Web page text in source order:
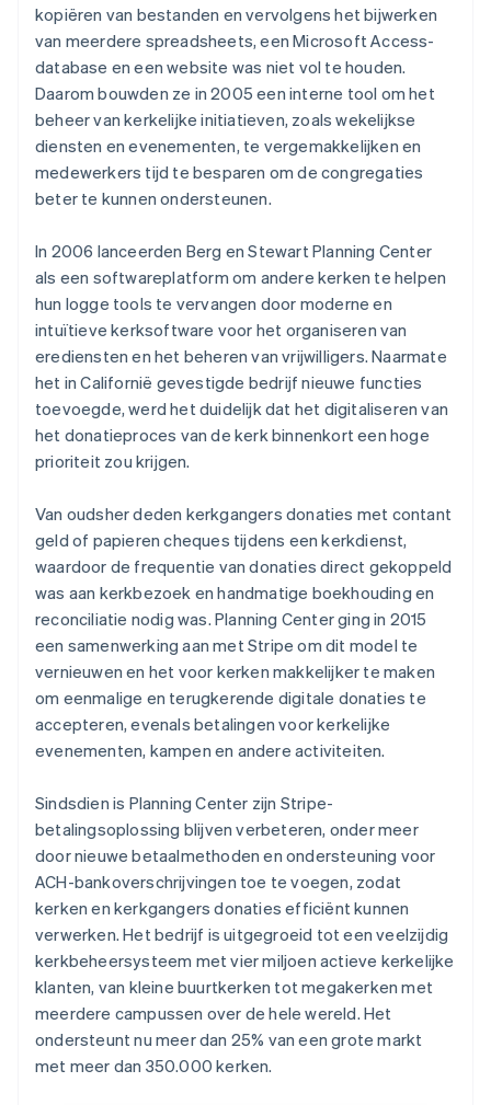
kopiëren van bestanden en vervolgens het bijwerken
van meerdere spreadsheets, een Microsoft Access-
database en een website was niet vol te houden.
Daarom bouwden ze in 2005 een interne tool om het
beheer van kerkelijke initiatieven, zoals wekelijkse
diensten en evenementen, te vergemakkelijken en
medewerkers tijd te besparen om de congregaties
beter te kunnen ondersteunen.
In 2006 lanceerden Berg en Stewart Planning Center
als een softwareplatform om andere kerken te helpen
hun logge tools te vervangen door moderne en
intuïtieve kerksoftware voor het organiseren van
erediensten en het beheren van vrijwilligers. Naarmate
het in Californië gevestigde bedrijf nieuwe functies
toevoegde, werd het duidelijk dat het digitaliseren van
het donatieproces van de kerk binnenkort een hoge
prioriteit zou krijgen.
Van oudsher deden kerkgangers donaties met contant
geld of papieren cheques tijdens een kerkdienst,
waardoor de frequentie van donaties direct gekoppeld
was aan kerkbezoek en handmatige boekhouding en
reconciliatie nodig was. Planning Center ging in 2015
een samenwerking aan met Stripe om dit model te
vernieuwen en het voor kerken makkelijker te maken
om eenmalige en terugkerende digitale donaties te
accepteren, evenals betalingen voor kerkelijke
evenementen, kampen en andere activiteiten.
Sindsdien is Planning Center zijn Stripe-
betalingsoplossing blijven verbeteren, onder meer
door nieuwe betaalmethoden en ondersteuning voor
ACH-bankoverschrijvingen toe te voegen, zodat
kerken en kerkgangers donaties efficiënt kunnen
verwerken. Het bedrijf is uitgegroeid tot een veelzijdig
kerkbeheersysteem met vier miljoen actieve kerkelijke
klanten, van kleine buurtkerken tot megakerken met
meerdere campussen over de hele wereld. Het
ondersteunt nu meer dan 25% van een grote markt
met meer dan 350.000 kerken.